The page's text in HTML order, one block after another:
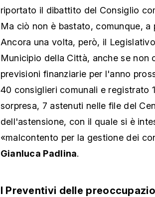
riportato il dibattito del Consiglio
Ma ciò non è bastato, comunque,
Ancora una volta, però, il
Municipio della Città, anche se non
previsioni finanziarie per l'anno
40 consiglieri comunali e registrato
sorpresa, 7 astenuti nelle file del
dell'astensione, con il quale si è
«malcontento per la gestione dei
Gianluca Padlina.
I Preventivi delle